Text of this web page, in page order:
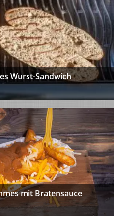
Wurst-Sandwich
mit Bratensauce